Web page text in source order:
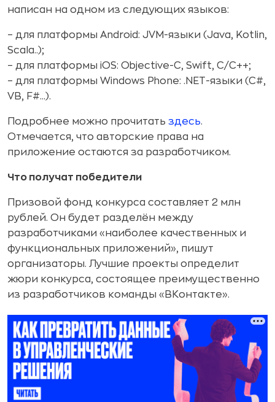
написан на одном из следующих языков:
– для платформы Android: JVM-языки (Java, Kotlin,
Scala..);
– для платформы iOS: Objective-C, Swift, C/C++;
– для платформы Windows Phone: .NET-языки (C#,
VB, F#...).
Подробнее можно прочитать здесь.
Отмечается, что авторские права на
приложение остаются за разработчиком.
Что получат победители
Призовой фонд конкурса составляет 2 млн
рублей. Он будет разделён между
разработчиками «наиболее качественных и
функциональных приложений», пишут
организаторы. Лучшие проекты определит
жюри конкурса, состоящее преимущественно
из разработчиков команды «ВКонтакте».